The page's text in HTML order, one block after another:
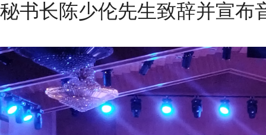
秘书长陈少伦先生致辞并宣布